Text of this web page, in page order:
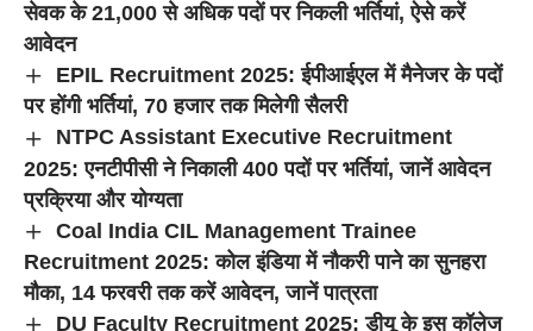
सेवक के 21,000 से अधिक पदों पर निकली भर्तियां, ऐसे करें
आवेदन
EPIL Recruitment 2025: ईपीआईएल में मैनेजर के पदों
पर होंगी भर्तियां, 70 हजार तक मिलेगी सैलरी
NTPC Assistant Executive Recruitment
2025: एनटीपीसी ने निकाली 400 पदों पर भर्तियां, जानें आवेदन
प्रक्रिया और योग्यता
Coal India CIL Management Trainee
Recruitment 2025: कोल इंडिया में नौकरी पाने का सुनहरा
मौका, 14 फरवरी तक करें आवेदन, जानें पात्रता
DU Faculty Recruitment 2025: डीयू के इस कॉलेज